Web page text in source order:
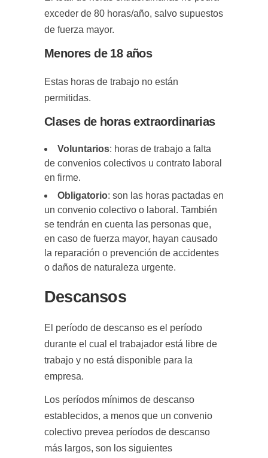
exceder de 80 horas/año, salvo supuestos
de fuerza mayor.
Menores de 18 años
Estas horas de trabajo no están
permitidas.
Clases de horas extraordinarias
Voluntarios: horas de trabajo a falta
de convenios colectivos u contrato laboral
en firme.
Obligatorio: son las horas pactadas en
un convenio colectivo o laboral. También
se tendrán en cuenta las personas que,
en caso de fuerza mayor, hayan causado
la reparación o prevención de accidentes
o daños de naturaleza urgente.
Descansos
El período de descanso es el período
durante el cual el trabajador está libre de
trabajo y no está disponible para la
empresa.
Los períodos mínimos de descanso
establecidos, a menos que un convenio
colectivo prevea períodos de descanso
más largos, son los siguientes